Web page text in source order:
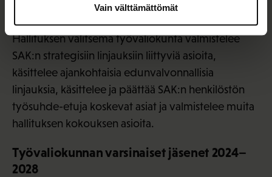
Vain välttämättömät
Työvaliokunta
Hallituksen valitsema työvaliokunta valmistelee
SAK:n strategisiin linjauksiin liittyviä asioita,
käsittelee ajankohtaisia edunvalvonnallisia
linjauksia, käsittelee ja päättää SAK:n henkilöstön
työsuhde-etuja koskevat asiat ja valmistelee muita
hallituksen kokouksen asioita.
Työvaliokunnan varsinaiset jäsenet 2024–
2028